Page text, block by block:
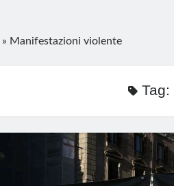
» Manifestazioni violente
Tag: